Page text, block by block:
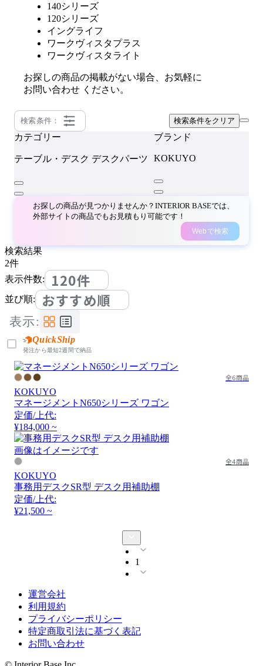
140シリーズ
120シリーズ
イングライフ
ワークヴィスタプラス
ワークヴィスタライト
お探しの商品の掲載がない場合、お気軽に
お問い合わせ ください。
検索条件： 検索条件をクリア
カテゴリー
テーブル・デスク デスクパーツ
ブランド
KOKUYO
お探しの商品が見つかりませんか？INTERIOR BASEでは、
外部サイトの商品でもお見積もり可能です！
Webで検索
検索結果
2件
表示件数:
120件
並び順: おすすめ順
表示:
QuickShip
発注から最短2週間で納品
全6商品
KOKUYO
マネージメントN650シリーズ ワゴン
定価/上代:
¥184,000 ~
画像はイメージです
全4商品
KOKUYO
事務用デスクSR型 デスク用補助棚
定価/上代:
¥21,500 ~
1
運営会社
利用規約
プライバシーポリシー
特定商取引法に基づく表記
お問い合わせ